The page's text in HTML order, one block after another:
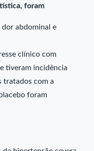
foram
abdominal e
clínico com
tiveram incidência
tratados com a
foram